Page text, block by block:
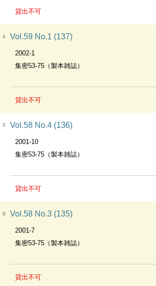
貸出不可
4 Vol.59 No.1 (137)
2002-1
集密53-75（製本雑誌）
貸出不可
5 Vol.58 No.4 (136)
2001-10
集密53-75（製本雑誌）
貸出不可
6 Vol.58 No.3 (135)
2001-7
集密53-75（製本雑誌）
貸出不可